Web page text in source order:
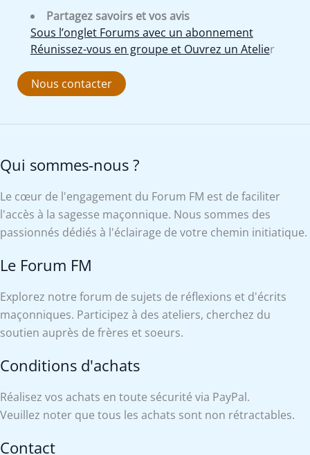
Partagez savoirs et vos avis
Sous l’onglet Forums avec un abonnement
Réunissez-vous en groupe et Ouvrez un Atelier
Nous contacter
Qui sommes-nous ?
Le cœur de l'engagement du Forum FM est de faciliter
l'accès à la sagesse maçonnique. Nous sommes des
passionnés dédiés à l'éclairage de votre chemin initiatique.
Le Forum FM
Explorez notre forum de sujets de réflexions et d'écrits
maçonniques. Participez à des ateliers, cherchez du
soutien auprès de frères et soeurs.
Conditions d'achats
Réalisez vos achats en toute sécurité via PayPal.
Veuillez noter que tous les achats sont non rétractables.
Contact